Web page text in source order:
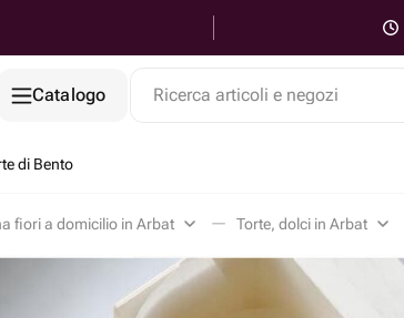
Catalogo Ricerca articoli e negozi
di Bento
fiori a domicilio in Arbat Torte, dolci in Arbat